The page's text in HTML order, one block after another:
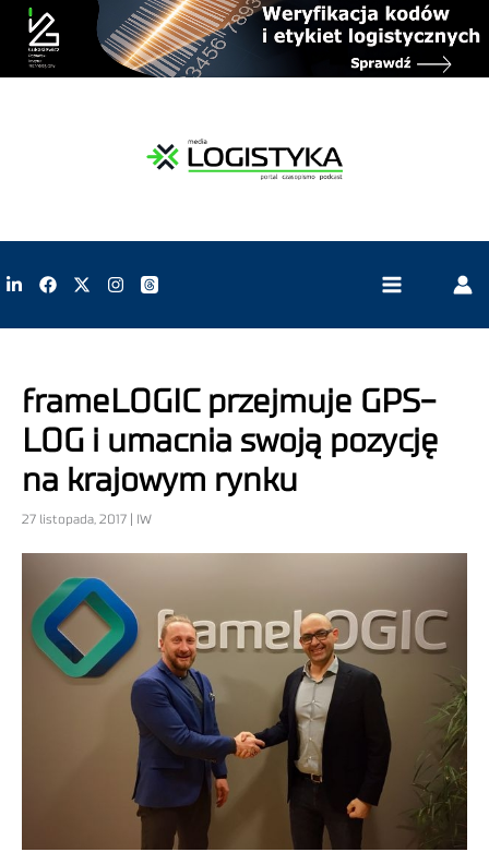
frameLOGIC przejmuje GPS-
LOG i umacnia swoją pozycję
na krajowym rynku
27 listopada, 2017 | IW